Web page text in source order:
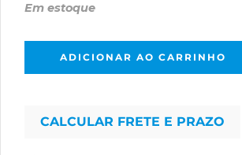
Em estoque
ADICIONAR AO CARRINHO
CALCULAR FRETE E PRAZO